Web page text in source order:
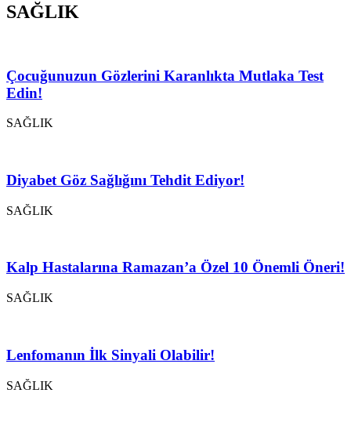
SAĞLIK
Çocuğunuzun Gözlerini Karanlıkta Mutlaka Test
Edin!
SAĞLIK
Diyabet Göz Sağlığını Tehdit Ediyor!
SAĞLIK
Kalp Hastalarına Ramazan’a Özel 10 Önemli Öneri!
SAĞLIK
Lenfomanın İlk Sinyali Olabilir!
SAĞLIK